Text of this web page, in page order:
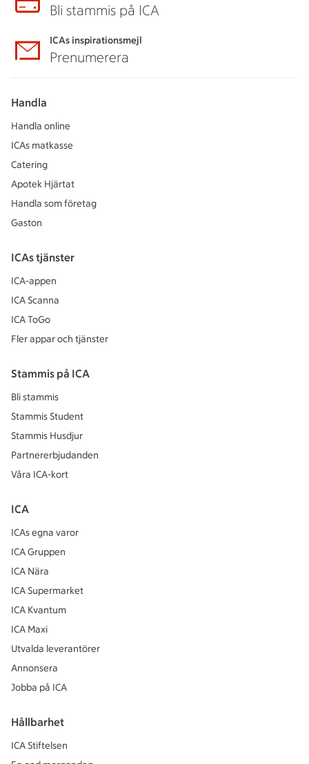
Bli stammis på ICA
ICAs inspirationsmejl
Prenumerera
Handla
Handla online
ICAs matkasse
Catering
Apotek Hjärtat
Handla som företag
Gaston
ICAs tjänster
ICA-appen
ICA Scanna
ICA ToGo
Fler appar och tjänster
Stammis på ICA
Bli stammis
Stammis Student
Stammis Husdjur
Partnererbjudanden
Våra ICA-kort
ICA
ICAs egna varor
ICA Gruppen
ICA Nära
ICA Supermarket
ICA Kvantum
ICA Maxi
Utvalda leverantörer
Annonsera
Jobba på ICA
Hållbarhet
ICA Stiftelsen